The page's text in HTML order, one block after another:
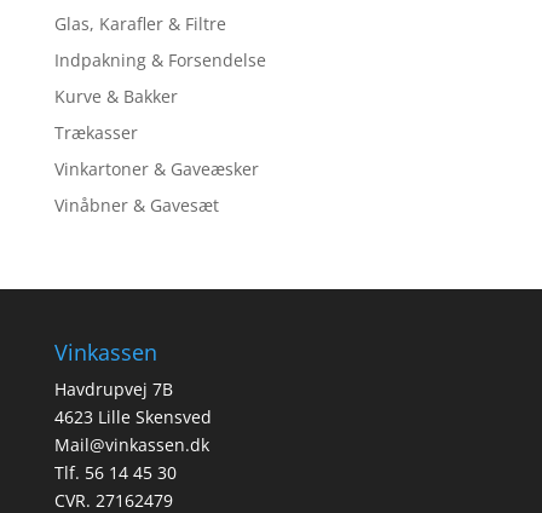
Glas, Karafler & Filtre
Indpakning & Forsendelse
Kurve & Bakker
Trækasser
Vinkartoner & Gaveæsker
Vinåbner & Gavesæt
Vinkassen
Havdrupvej 7B
4623 Lille Skensved
Mail@vinkassen.dk
Tlf. 56 14 45 30
CVR. 27162479